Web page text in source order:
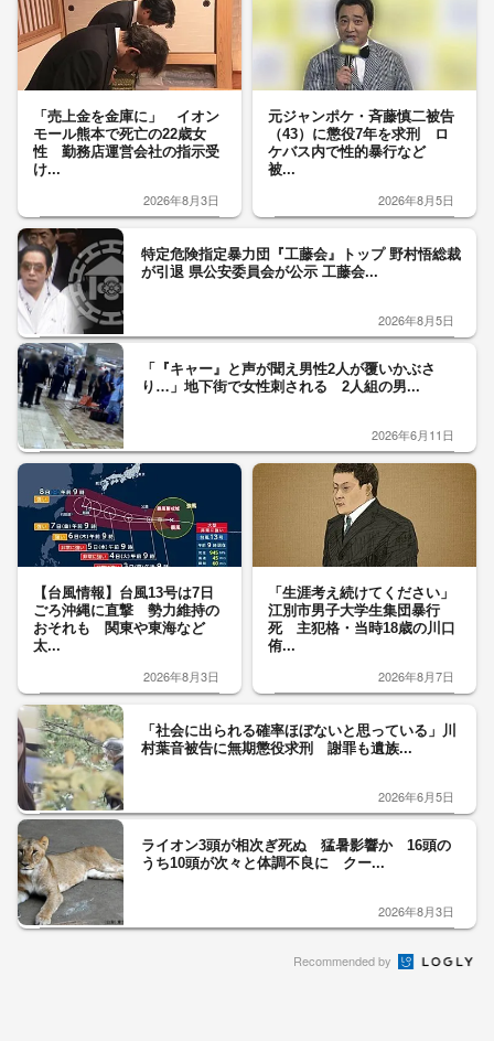
「売上金を金庫に」 イオン
モール熊本で死亡の22歳女
性 勤務店運営会社の指示受
け...
2026年8月3日
元ジャンポケ・斉藤慎二被告
（43）に懲役7年を求刑 ロ
ケバス内で性的暴行など
被...
2026年8月5日
特定危険指定暴力団『工藤会』トップ 野村悟総裁
が引退 県公安委員会が公示 工藤会...
2026年8月5日
「『キャー』と声が聞え男性2人が覆いかぶさ
り…」地下街で女性刺される 2人組の男...
2026年6月11日
【台風情報】台風13号は7日
ごろ沖縄に直撃 勢力維持の
おそれも 関東や東海など
太...
2026年8月3日
「生涯考え続けてください」
江別市男子大学生集団暴行
死 主犯格・当時18歳の川口
侑...
2026年8月7日
「社会に出られる確率ほぼないと思っている」川
村葉音被告に無期懲役求刑 謝罪も遺族...
2026年6月5日
ライオン3頭が相次ぎ死ぬ 猛暑影響か 16頭の
うち10頭が次々と体調不良に クー...
2026年8月3日
Recommended by